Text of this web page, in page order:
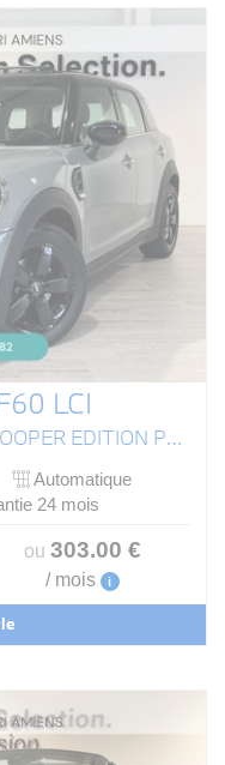
LCI
COUNTRYMAN 136 CH BVA7 COOPER EDITION PREMIUM PLUS
Automatique
24 mois
ou 303.00 €
/ mois i